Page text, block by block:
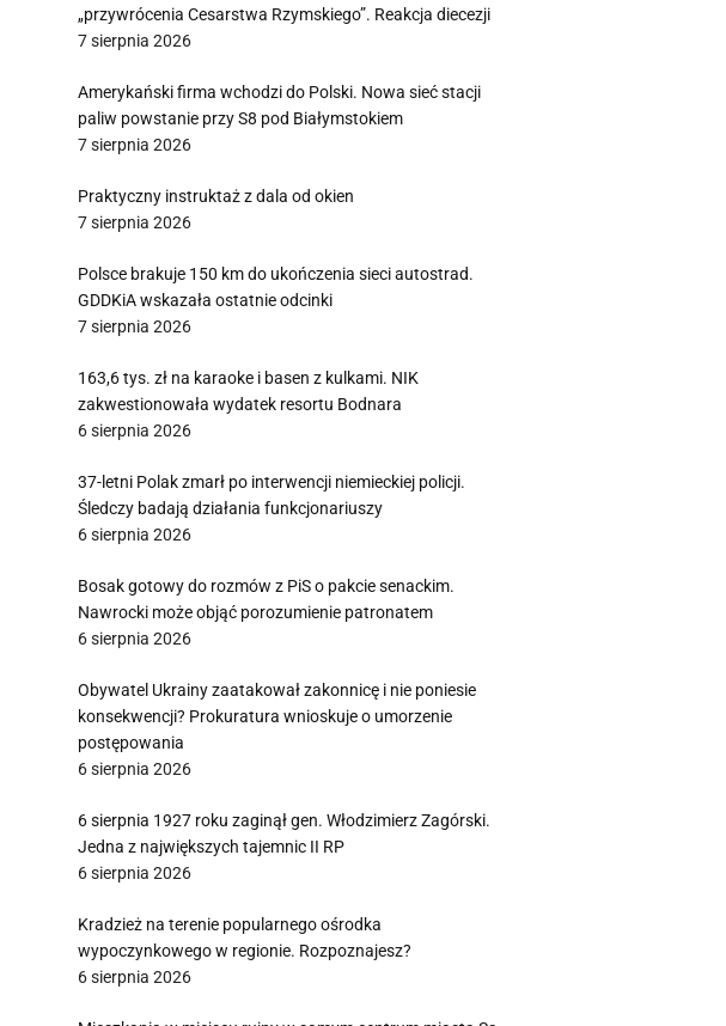
„przywrócenia Cesarstwa Rzymskiego”. Reakcja diecezji
7 sierpnia 2026
Amerykański firma wchodzi do Polski. Nowa sieć stacji
paliw powstanie przy S8 pod Białymstokiem
7 sierpnia 2026
Praktyczny instruktaż z dala od okien
7 sierpnia 2026
Polsce brakuje 150 km do ukończenia sieci autostrad.
GDDKiA wskazała ostatnie odcinki
7 sierpnia 2026
163,6 tys. zł na karaoke i basen z kulkami. NIK
zakwestionowała wydatek resortu Bodnara
6 sierpnia 2026
37-letni Polak zmarł po interwencji niemieckiej policji.
Śledczy badają działania funkcjonariuszy
6 sierpnia 2026
Bosak gotowy do rozmów z PiS o pakcie senackim.
Nawrocki może objąć porozumienie patronatem
6 sierpnia 2026
Obywatel Ukrainy zaatakował zakonnicę i nie poniesie
konsekwencji? Prokuratura wnioskuje o umorzenie
postępowania
6 sierpnia 2026
6 sierpnia 1927 roku zaginął gen. Włodzimierz Zagórski.
Jedna z największych tajemnic II RP
6 sierpnia 2026
Kradzież na terenie popularnego ośrodka
wypoczynkowego w regionie. Rozpoznajesz?
6 sierpnia 2026